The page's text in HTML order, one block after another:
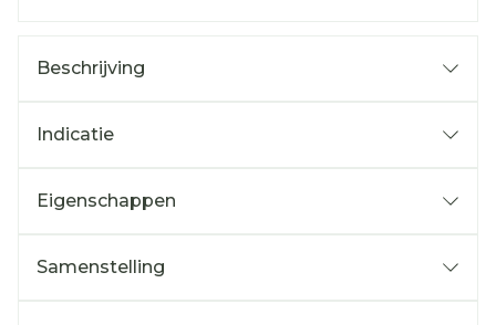
Beschrijving
Indicatie
Eigenschappen
Samenstelling